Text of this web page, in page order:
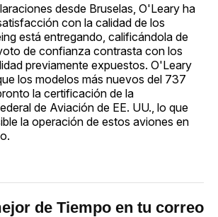
desde Bruselas, O'Leary ha
con la calidad de los
está entregando, calificándola de
de confianza contrasta con los
previamente expuestos. O'Leary
los modelos más nuevos del 737
la certificación de la
de Aviación de EE. UU., lo que
la operación de estos aviones en
de Tiempo en tu correo